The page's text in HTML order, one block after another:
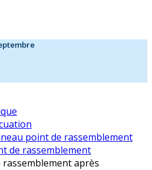
point de rassemblement
de rassemblement
rassemblement après